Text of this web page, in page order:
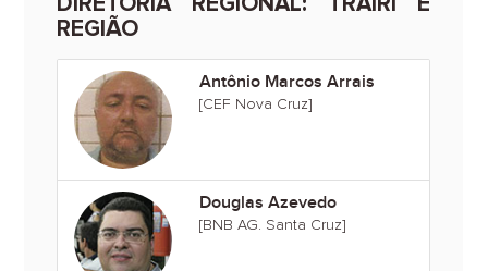
REGIÃO
Antônio Marcos Arrais
[CEF Nova Cruz]
Douglas Azevedo
[BNB AG. Santa Cruz]